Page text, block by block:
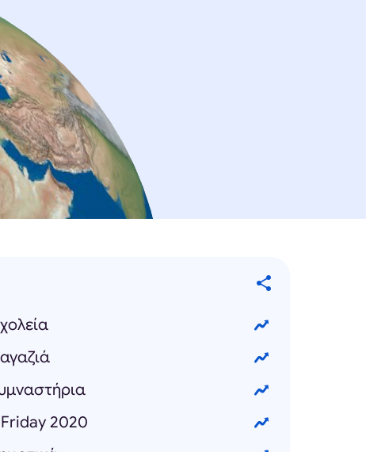
Friday 2020